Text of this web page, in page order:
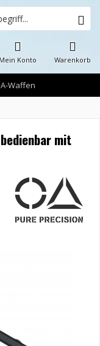
Waffen
Warenkorb
Mein Konto
mit